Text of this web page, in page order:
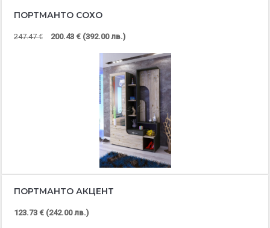
ПОРТМАНТО СОХО
247.47 € 200.43 € (392.00 лв.)
ПОРТМАНТО АКЦЕНТ
123.73 € (242.00 лв.)